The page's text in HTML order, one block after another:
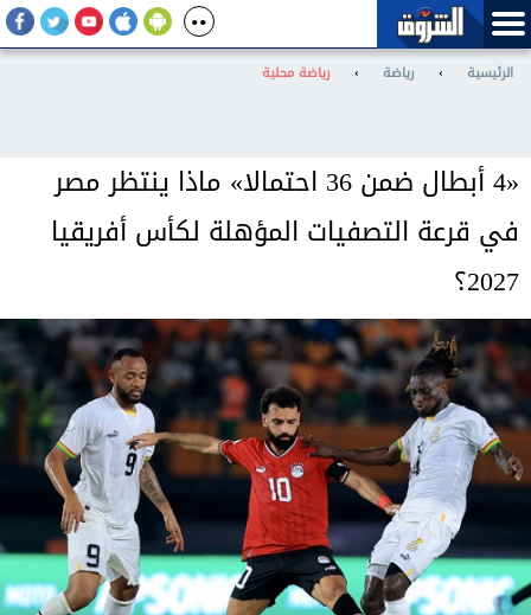
الرئيسية › رياضة › رياضة محلية
«4 أبطال ضمن 36 احتمالا» ماذا ينتظر مصر
في قرعة التصفيات المؤهلة لكأس أفريقيا
2027؟